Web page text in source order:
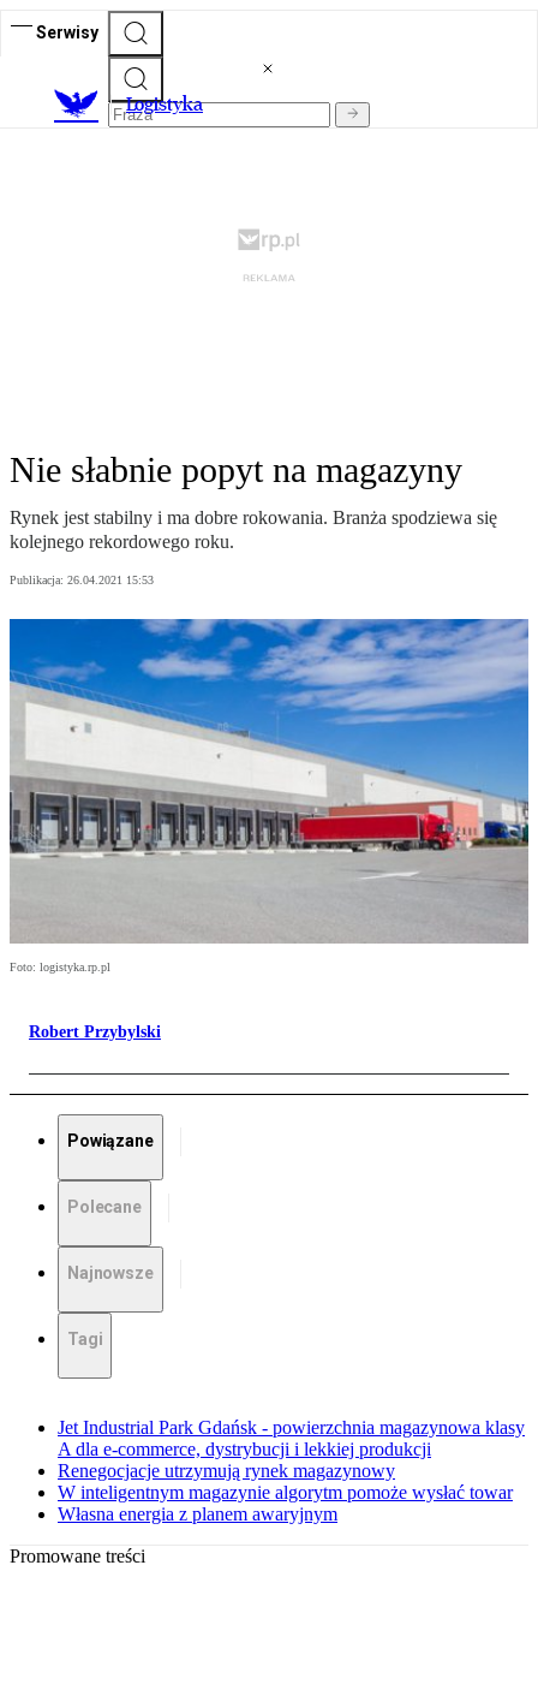
Serwisy
Logistyka
Nie słabnie popyt na magazyny
Rynek jest stabilny i ma dobre rokowania. Branża spodziewa się
kolejnego rekordowego roku.
Publikacja: 26.04.2021 15:53
Foto: logistyka.rp.pl
Robert Przybylski
Powiązane
Polecane
Najnowsze
Tagi
Jet Industrial Park Gdańsk - powierzchnia magazynowa klasy
A dla e-commerce, dystrybucji i lekkiej produkcji
Renegocjacje utrzymują rynek magazynowy
W inteligentnym magazynie algorytm pomoże wysłać towar
Własna energia z planem awaryjnym
Promowane treści